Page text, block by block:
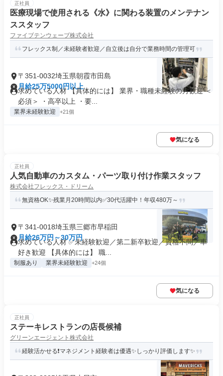
正社員
医療現場で使用される《水》に関わる装置のメンテナン
ススタッフ
ファイブテンウェーブ株式会社
フレックス制／未経験者歓迎／自立後は自分で業務時間の管理可
〒351-0032埼玉県朝霞市田島
月給25万5000円以上
求めている人材 【具体的には】 業界・職種未経験の方歓迎 ＜
必須＞ ・高卒以上 ・要...
業界未経験歓迎 +21個
気になる
正社員
人気自動車のカスタム・パーツ取り付け作業スタッフ
株式会社フレックス・ドリーム
無資格OK✨残業月20時間以内✅30代活躍中！年収480万～
〒341-0018埼玉県三郷市早稲田
月給26万円～30万円
求めている人材 ✅未経験歓迎／第二新卒歓迎／資格不問／車
好き歓迎 【具体的には】 職...
制服あり 業界未経験歓迎 +24個
気になる
正社員
ステーキレストランの店長候補
グリーンエージェント株式会社
経験活かせる❗マネジメント経験者は優遇✨しっかり評価します✨